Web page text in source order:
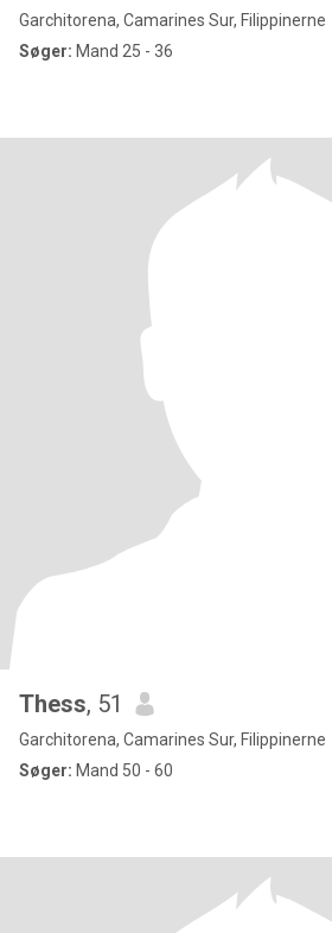
Garchitorena, Camarines Sur, Filippinerne
Søger: Mand 25 - 36
Thess, 51
Garchitorena, Camarines Sur, Filippinerne
Søger: Mand 50 - 60